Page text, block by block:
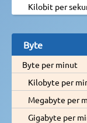
Kilobit per
Byte
Byte per minut
Kilobyte per
Megabyte per
Gigabyte per